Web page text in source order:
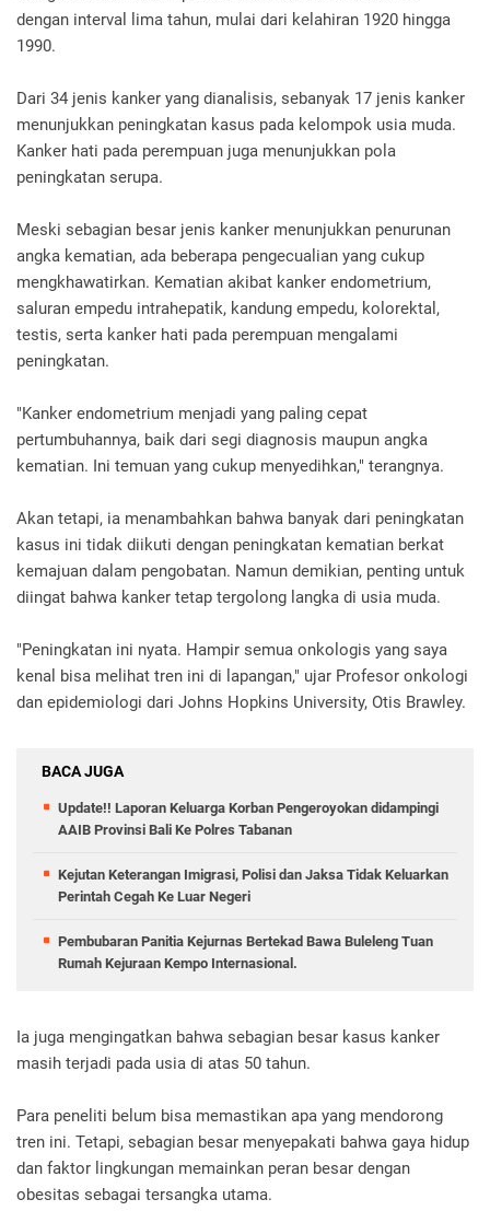
dengan interval lima tahun, mulai dari kelahiran 1920 hingga
1990.
Dari 34 jenis kanker yang dianalisis, sebanyak 17 jenis kanker
menunjukkan peningkatan kasus pada kelompok usia muda.
Kanker hati pada perempuan juga menunjukkan pola
peningkatan serupa.
Meski sebagian besar jenis kanker menunjukkan penurunan
angka kematian, ada beberapa pengecualian yang cukup
mengkhawatirkan. Kematian akibat kanker endometrium,
saluran empedu intrahepatik, kandung empedu, kolorektal,
testis, serta kanker hati pada perempuan mengalami
peningkatan.
"Kanker endometrium menjadi yang paling cepat
pertumbuhannya, baik dari segi diagnosis maupun angka
kematian. Ini temuan yang cukup menyedihkan," terangnya.
Akan tetapi, ia menambahkan bahwa banyak dari peningkatan
kasus ini tidak diikuti dengan peningkatan kematian berkat
kemajuan dalam pengobatan. Namun demikian, penting untuk
diingat bahwa kanker tetap tergolong langka di usia muda.
"Peningkatan ini nyata. Hampir semua onkologis yang saya
kenal bisa melihat tren ini di lapangan," ujar Profesor onkologi
dan epidemiologi dari Johns Hopkins University, Otis Brawley.
BACA JUGA
Update!! Laporan Keluarga Korban Pengeroyokan didampingi
AAIB Provinsi Bali Ke Polres Tabanan
Kejutan Keterangan Imigrasi, Polisi dan Jaksa Tidak Keluarkan
Perintah Cegah Ke Luar Negeri
Pembubaran Panitia Kejurnas Bertekad Bawa Buleleng Tuan
Rumah Kejuraan Kempo Internasional.
Ia juga mengingatkan bahwa sebagian besar kasus kanker
masih terjadi pada usia di atas 50 tahun.
Para peneliti belum bisa memastikan apa yang mendorong
tren ini. Tetapi, sebagian besar menyepakati bahwa gaya hidup
dan faktor lingkungan memainkan peran besar dengan
obesitas sebagai tersangka utama.